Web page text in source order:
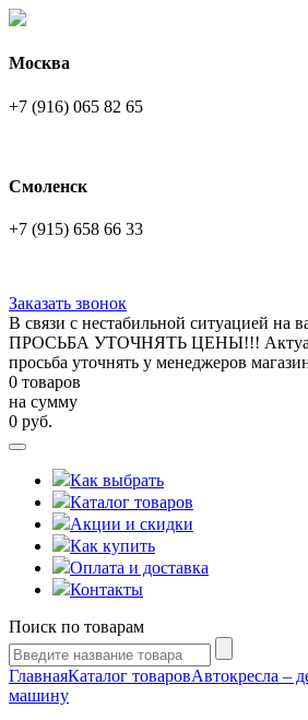
Москва
+7 (916) 065 82 65
Смоленск
+7 (915) 658 66 33
Заказать звонок
В связи с нестабильной ситуацией на
ПРОСЬБА УТОЧНЯТЬ ЦЕНЫ!!!
просьба уточнять у менеджеров
0 товаров
на сумму
0 руб.
Как выбрать
Каталог товаров
Акции и скидки
Как купить
Оплата и доставка
Контакты
Поиск по товарам
ГлавнаяКаталог товаровАвтокресла –
машину